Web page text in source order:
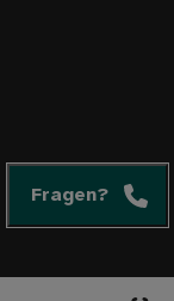
Fragen?